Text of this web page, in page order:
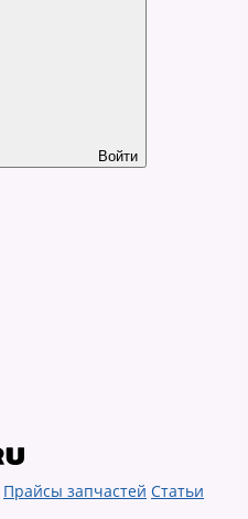
Войти
Прайсы запчастей Статьи